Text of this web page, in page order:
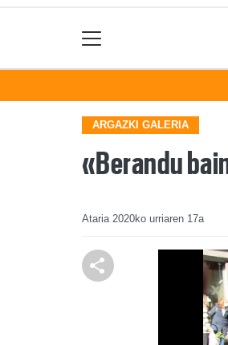
ARGAZKI GALERIA
«Berandu
Ataria 2020ko urriaren 17a